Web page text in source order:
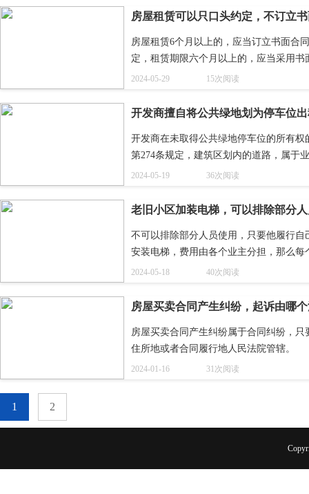
房屋租赁可以只口头约定，不订立
房屋租赁6个月以上的，应当订立书面合
定，租赁期限六个月以上的，应当采用
视为不定期租赁。
2024-05-29 15次阅读
开发商擅自将公共绿地划为停车位
开发商在未取得公共绿地停车位的所有
第274条规定，建筑区划内的道路，属于
地，属于业主共有，但是属于城镇公共
2024-05-19 36次阅读
老旧小区加装电梯，可以排除部分
不可以排除部分人员使用，只要他履行
安装电梯，费用由各个业主分担，那么
同意或者阻挠安装为由，而禁止其使用。
2024-05-18 40次阅读
房屋买卖合同产生纠纷，起诉由哪
房屋买卖合同产生纠纷属于合同纠纷，
住所地或者合同履行地人民法院管辖。
2024-01-16 31次阅读
1 2